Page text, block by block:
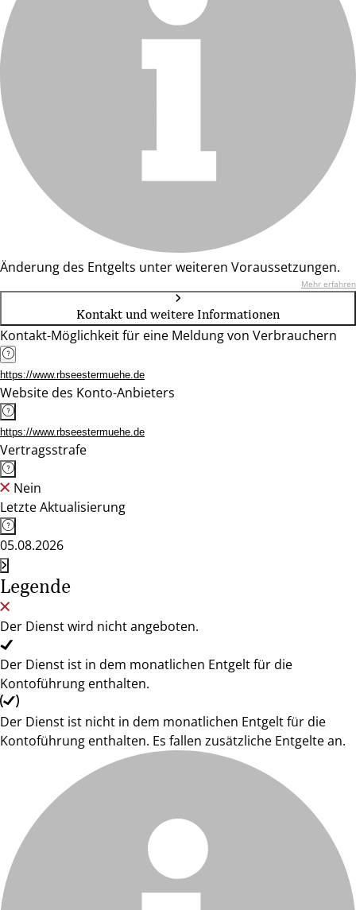
Änderung des Entgelts unter weiteren Voraussetzungen.
Mehr erfahren
Kontakt und weitere Informationen
Kontakt-Möglichkeit für eine Meldung von Verbrauchern
https://www.rbseestermuehe.de
Website des Konto-Anbieters
https://www.rbseestermuehe.de
Vertragsstrafe
Nein
Letzte Aktualisierung
05.08.2026
Legende
Der Dienst wird nicht angeboten.
Der Dienst ist in dem monatlichen Entgelt für die
Kontoführung enthalten.
Der Dienst ist nicht in dem monatlichen Entgelt für die
Kontoführung enthalten. Es fallen zusätzliche Entgelte an.